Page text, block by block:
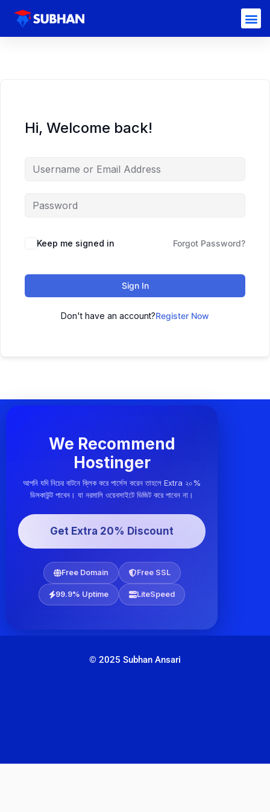
Hi, Welcome back!
Keep me signed in Forgot Password?
Sign In
Don't have an account?Register Now
We Recommend
Hostinger
আপনি যদি নিচের বাটনে ক্লিক করে পার্সেস করেন তাহলে Extra ২০%
ডিসকাউন্ট পাবেন। যা নরমালি ওয়েবসাইটে ভিজিট করে পাবেন না।
Get Extra 20% Discount
Free Domain Free SSL
99.9% Uptime LiteSpeed
© 2025 Subhan Ansari